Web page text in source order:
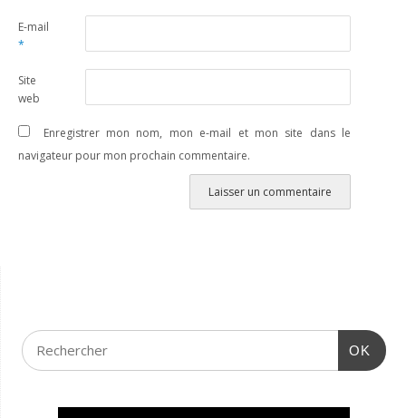
E-mail
*
Site
web
Enregistrer mon nom, mon e-mail et mon site dans le
navigateur pour mon prochain commentaire.
OK